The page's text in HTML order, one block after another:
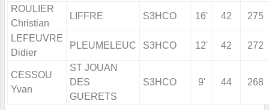
ROULIER
Christian
LIFFRE S3HCO 16' 42 275
LEFEUVRE
Didier
PLEUMELEUC S3HCO 12' 42 272
CESSOU
Yvan
ST JOUAN
DES
GUERETS
S3HCO 9' 44 268